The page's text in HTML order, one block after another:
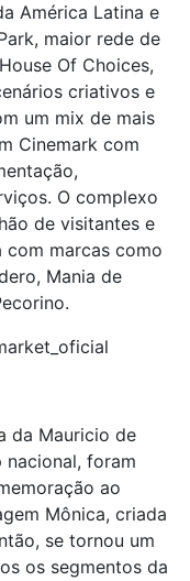
América Latina e
maior rede de
Of Choices,
criativos e
um mix de mais
Cinemark com
O complexo
de visitantes e
marcas como
Mania de
da Mauricio de
nacional, foram
ao
Mônica, criada
se tornou um
os segmentos da